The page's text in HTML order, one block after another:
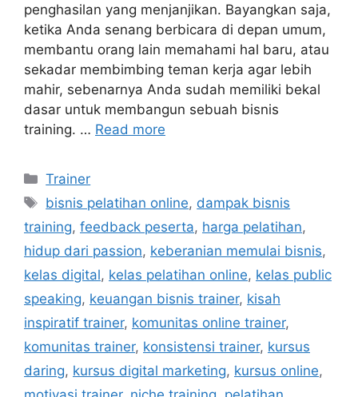
penghasilan yang menjanjikan. Bayangkan saja,
ketika Anda senang berbicara di depan umum,
membantu orang lain memahami hal baru, atau
sekadar membimbing teman kerja agar lebih
mahir, sebenarnya Anda sudah memiliki bekal
dasar untuk membangun sebuah bisnis
training. … Read more
Trainer
bisnis pelatihan online, dampak bisnis
training, feedback peserta, harga pelatihan,
hidup dari passion, keberanian memulai bisnis,
kelas digital, kelas pelatihan online, kelas public
speaking, keuangan bisnis trainer, kisah
inspiratif trainer, komunitas online trainer,
komunitas trainer, konsistensi trainer, kursus
daring, kursus digital marketing, kursus online,